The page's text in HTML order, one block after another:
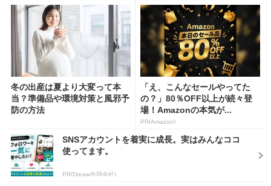
冬の出産は夏より大変って本
当？準備品や環境対策と風邪予
防の方法
「え、こんなセールやってた
の？」80％OFF以上が続々登
場！Amazonの本気が...
PR(Amazon)
SNSアカウントを着実に成長。実はみんなココ
使ってます。
PR(Dreaw合同会社)